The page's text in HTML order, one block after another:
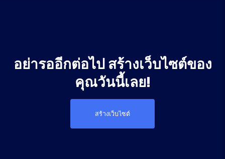
อย่ารออีกต่อไป สร้างเว็บไซต์ของ
คุณวันนี้เลย!
สร้างเว็บไซต์